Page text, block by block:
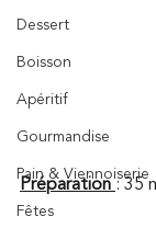
Dessert
Boisson
Apéritif
Gourmandise
Pain & Viennoiserie
Fêtes
Préparation : 35